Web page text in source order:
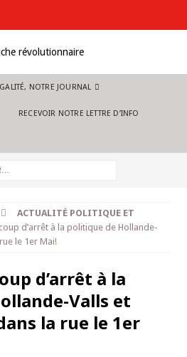
NOTRE JOURNAL
RECEVOIR NOTRE LETTRE D’INFO
ACTUALITÉ POLITIQUE ET
d’arrêt à la politique de Hollande-
le 1er Mai!
d’arrêt à la
Valls et
la rue le 1er